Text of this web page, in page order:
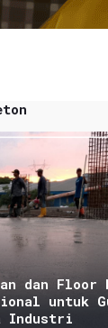
dan Floor
untuk
Industri